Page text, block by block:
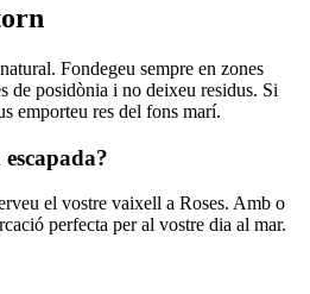
Fondegeu sempre en zones
de posidònia i no deixeu residus. Si
emporteu res del fons marí.
el vostre vaixell a Roses. Amb o
perfecta per al vostre dia al mar.